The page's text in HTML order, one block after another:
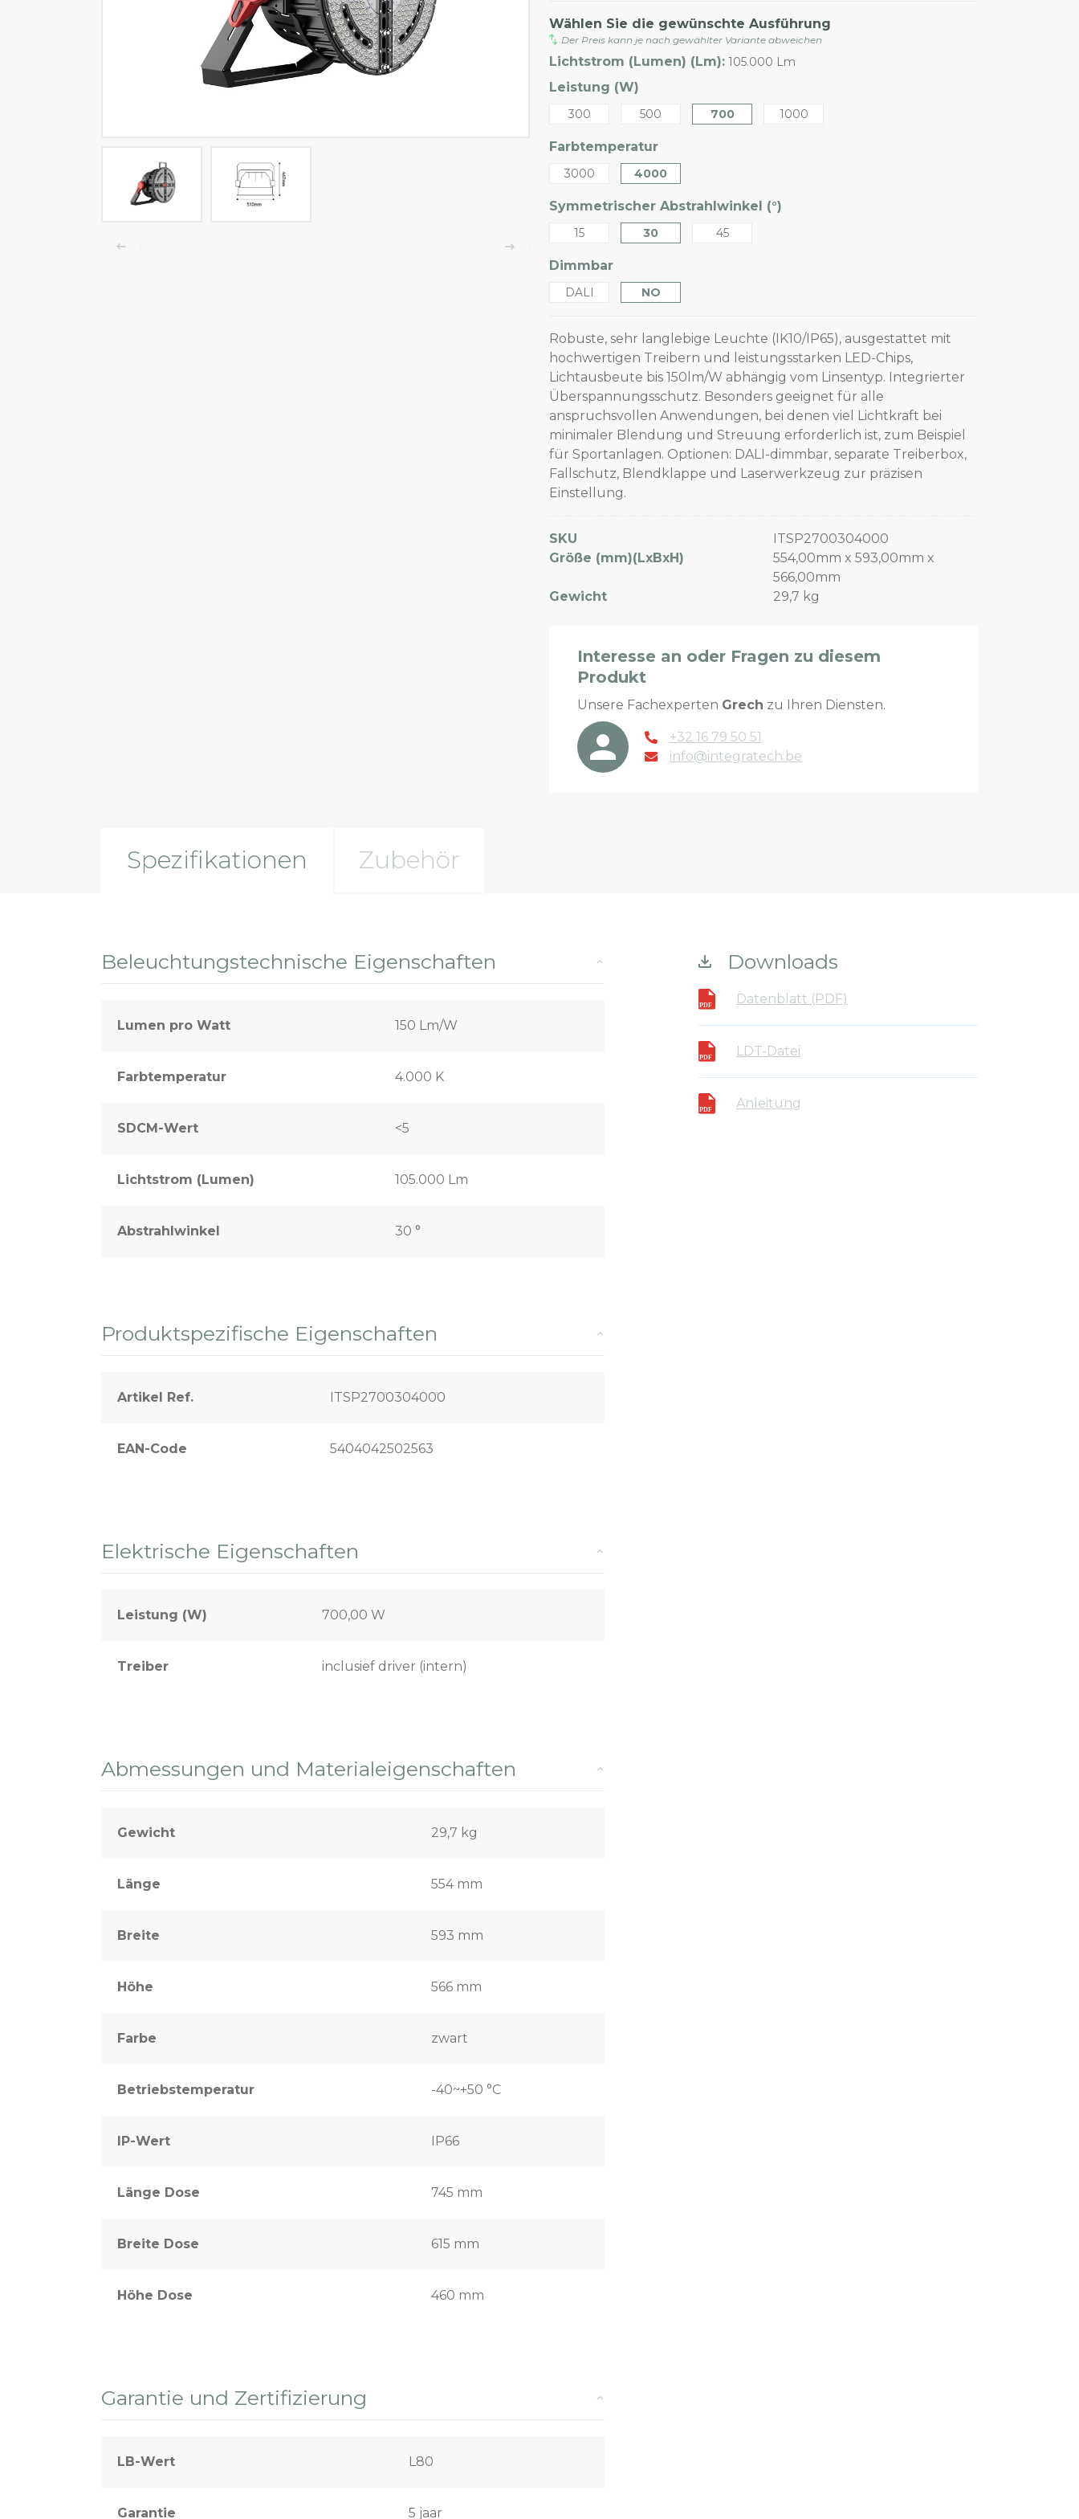
LED-Tracklights
Smartlighting
Wasserbeständige Leuchten
Decken- und Wandleuchten
Wählen Sie die gewünschte Ausführung
Der Preis kann je nach gewählter Variante abweichen
Lichtstrom (Lumen) (Lm): 105.000 Lm
Leistung (W)
300 500 700 1000
Farbtemperatur
3000 4000
Symmetrischer Abstrahlwinkel (°)
15 30 45
Dimmbar
DALI NO
Robuste, sehr langlebige Leuchte (IK10/IP65), ausgestattet mit
hochwertigen Treibern und leistungsstarken LED-Chips,
Lichtausbeute bis 150lm/W abhängig vom Linsentyp. Integrierter
Überspannungsschutz. Besonders geeignet für alle
anspruchsvollen Anwendungen, bei denen viel Lichtkraft bei
minimaler Blendung und Streuung erforderlich ist, zum Beispiel
für Sportanlagen. Optionen: DALI-dimmbar, separate Treiberbox,
Fallschutz, Blendklappe und Laserwerkzeug zur präzisen
Einstellung.
SKU
ITSP2700304000
Größe (mm)(LxBxH)
554,00mm x 593,00mm x
566,00mm
Gewicht
29,7 kg
Interesse an oder Fragen zu diesem
Produkt
Unsere Fachexperten Grech zu Ihren Diensten.
+32 16 79 50 51
info@integratech.be
Spezifikationen Zubehör
Beleuchtungstechnische Eigenschaften
Lumen pro Watt 150 Lm/W
Farbtemperatur 4.000 K
SDCM-Wert <5
Lichtstrom (Lumen) 105.000 Lm
Abstrahlwinkel 30 °
Produktspezifische Eigenschaften
Artikel Ref. ITSP2700304000
EAN-Code 5404042502563
Elektrische Eigenschaften
Leistung (W) 700,00 W
Treiber inclusief driver (intern)
Abmessungen und Materialeigenschaften
Gewicht 29,7 kg
Länge 554 mm
Breite 593 mm
Höhe 566 mm
Farbe zwart
Betriebstemperatur -40~+50 °C
IP-Wert IP66
Länge Dose 745 mm
Breite Dose 615 mm
Höhe Dose 460 mm
Garantie und Zertifizierung
LB-Wert L80
Garantie 5 jaar
Downloads
Datenblatt (PDF)
LDT-Datei
Anleitung